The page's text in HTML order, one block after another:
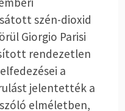
szén-dioxid
Giorgio Parisi
rendezetlen
a
jelentették a
elméletben,